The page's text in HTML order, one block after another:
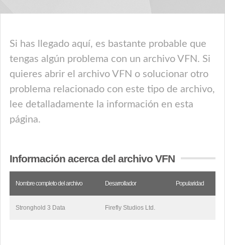
Si has llegado aquí, es bastante probable que
tengas algún problema con un archivo VFN. Si
quieres abrir el archivo VFN o solucionar otro
problema relacionado con este tipo de archivo,
lee detalladamente la información en esta
página.
Información acerca del archivo VFN
Nombre completo del archivo Desarrollador Popularidad
Stronghold 3 Data Firefly Studios Ltd.